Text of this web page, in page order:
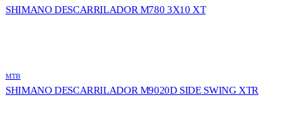
SHIMANO DESCARRILADOR M780 3X10 XT
MTB
SHIMANO DESCARRILADOR M9020D SIDE SWING XTR